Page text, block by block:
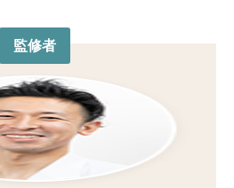
監修者